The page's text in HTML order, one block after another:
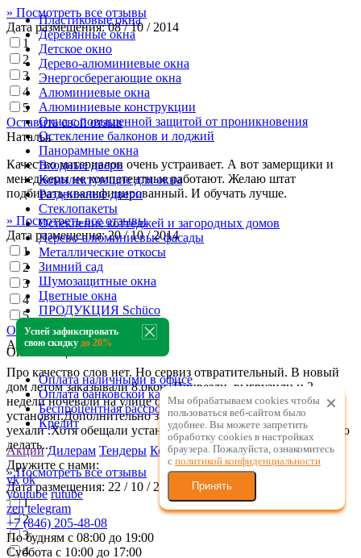
» Посмотреть все отзывы
Дата размещения:08 / 10 / 2014
1
2
3
4
5
Оставить свой отзыв
Наталья
Качество материалов очень устраивает. А вот замерщики и
менеджеры не компетентные работают. Желаю штат
подбирать квалифицированный. И обучать лучше.
» Посмотреть все отзывы
Дата размещения:20 / 10 / 2014
1
2
3
4
5
Оставить свой отзыв
Алтын
Про качество слов нет. Но сервиз отвратительный. В новый
дом летом заказывали 8 окон .Привезли, выгрузили и 2
недели ночевали на улице охраняли, ждали когда
установят.Дополнительно заказали 2 окна. Выгрузили и
уехали .Хотя обещали установить сразу.На дворе октябрь. Что
делать...
» Посмотреть все отзывы
Дата размещения: 22 / 10 / 2014
1
2
3
4
Пластиковые окна
Деревянные окна
Детское окно
Дерево-алюминиевые окна
Энергосберегающие окна
Алюминиевые окна
Алюминиевые конструкции
Окна с повышенной защитой от проникновения
Остекление балконов и лоджий
Панорамные окна
Входные двери
Комплектующие для окна
Раздвижные двери
Стеклопакеты
Остекление коттеджей и загородных домов
Дерево-алюминиевые фасады
Металлические откосы
Зимний сад
Шумозащитные окна
Цветные окна
ПРОДУКЦИЯ Schüco
Зимние сады
Оплата и цены
Оплата наличными в офисе
Оплата банковской картой
Беспроцентная рассрочка
Кредит
Акции Дилерам Тендеры Контакты
Дружите с нами:
vk ok
youtube rutube
zen telegram
+7 (846) 205-48-08
По будням с 08:00 до 19:00
Суббота с 10:00 до 17:00
Успей зафиксировать
свою скидку до 20%
Мы обрабатываем cookies чтобы
пользоваться веб-сайтом было
удобнее. Вы можете запретить
обработку сookies в настройках
браузера. Пожалуйста, ознакомитесь
с политикой конфиденциальности
Принять